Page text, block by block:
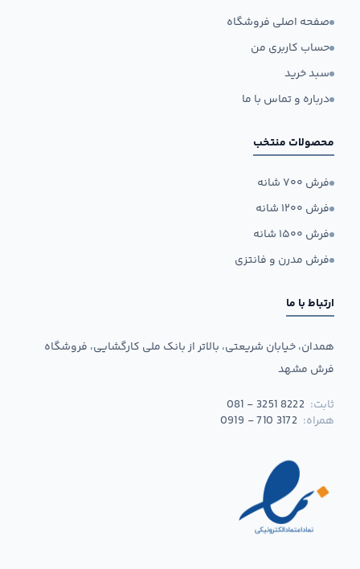
صفحه اصلی فروشگاه
حساب کاربری من
سبد خرید
درباره و تماس با ما
محصولات منتخب
فرش ۷۰۰ شانه
فرش ۱۲۰۰ شانه
فرش ۱۵۰۰ شانه
فرش مدرن و فانتزی
ارتباط با ما
همدان، خیابان شریعتی، بالاتر از بانک ملی کارگشایی، فروشگاه
فرش مشهد
ثابت: 081 - 3251 8222
همراه: 0919 - 710 3172